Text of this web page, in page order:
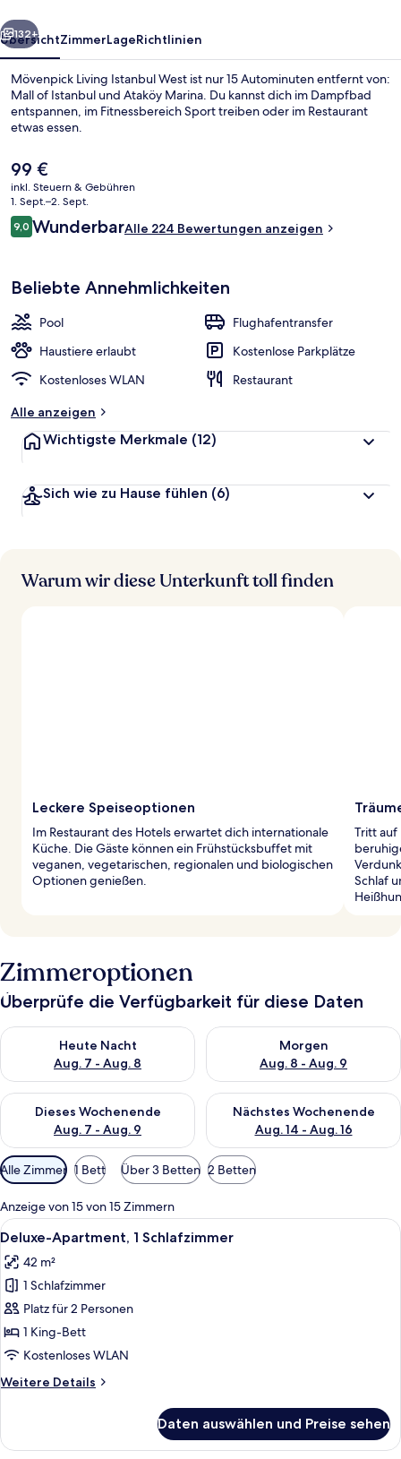
Apartment, 3 Schlafzimmer (Sky
Weiter
132+
ÜbersichtZimmerLageRichtlinien
Mövenpick Living Istanbul West ist nur 15 Autominuten entfernt von:
Mall of Istanbul und Ataköy Marina. Du kannst dich im Dampfbad
entspannen, im Fitnessbereich Sport treiben oder im Restaurant
etwas essen.
Der
aktuelle
Preis
beträgt
99 €.
99 €
inkl. Steuern & Gebühren
1. Sept.–2. Sept.
Bewertungen
9,09,0 von 10.
WunderbarAlle 224 Bewertungen anzeigen
Beliebte Annehmlichkeiten
Pool
Flughafentransfer
Haustiere erlaubt
Kostenlose Parkplätze
Kostenloses WLAN
Restaurant
Alle anzeigen
Wichtigste Merkmale (12)
Sich wie zu Hause fühlen (6)
Warum wir diese Unterkunft toll finden
Leckere Speiseoptionen
Im Restaurant des Hotels erwartet dich internationale
Küche. Die Gäste können ein Frühstücksbuffet mit
veganen, vegetarischen, regionalen und biologischen
Optionen genießen.
Tritt
Schlaf
Zimmeroptionen
Überprüfe die Verfügbarkeit für diese Daten
Heute Nacht
Aug. 7 - Aug. 8
Überprüfe die Verfügbarkeit für heute Nacht, Aug. 7 - Aug. 8.
Morgen
Aug. 8 - Aug. 9
Überprüfe die Verfügbarkeit
Dieses Wochenende
Aug. 7 - Aug. 9
Überprüfe die Verfügbarkeit für dieses Wochenende, Aug. 7
Nächstes Wochenende
Aug. 14 - Aug. 16
Überprüfe die Verfügbarkeit
Verfügbare
Filter
für
Zimmer
Alle Zimmer 1 Bett Über 3 Betten 2 Betten
Anzeige von 15 von 15 Zimmern
Alle
Fotos
für
Deluxe-
Apartment,
1
Schlafzimmer
Ein modernes Hotelzimmer mit
4
Deluxe-Apartment, 1 Schlafzimmer
42 m²
1 Schlafzimmer
Platz für 2 Personen
1 King-Bett
Kostenloses WLAN
Weitere Details
Weitere
Apartment,
Daten auswählen und Preise sehen